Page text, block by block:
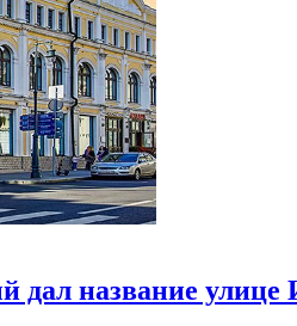
дал название улице